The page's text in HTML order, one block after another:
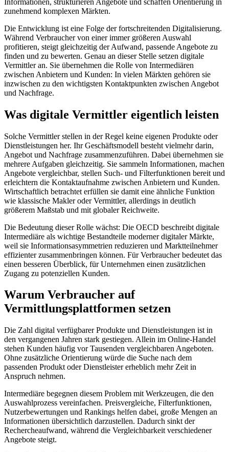
zunehmend komplexen Märkten.
Die Entwicklung ist eine Folge der fortschreitenden Digitalisierung.
Während Verbraucher von einer immer größeren Auswahl
profitieren, steigt gleichzeitig der Aufwand, passende Angebote zu
finden und zu bewerten. Genau an dieser Stelle setzen digitale
Vermittler an. Sie übernehmen die Rolle von Intermediären
zwischen Anbietern und Kunden: In vielen Märkten gehören sie
inzwischen zu den wichtigsten Kontaktpunkten zwischen Angebot
und Nachfrage.
Was digitale Vermittler eigentlich leisten
Solche Vermittler stellen in der Regel keine eigenen Produkte oder
Dienstleistungen her. Ihr Geschäftsmodell besteht vielmehr darin,
Angebot und Nachfrage zusammenzuführen. Dabei übernehmen sie
mehrere Aufgaben gleichzeitig. Sie sammeln Informationen, machen
Angebote vergleichbar, stellen Such- und Filterfunktionen bereit und
erleichtern die Kontaktaufnahme zwischen Anbietern und Kunden.
Wirtschaftlich betrachtet erfüllen sie damit eine ähnliche Funktion
wie klassische Makler oder Vermittler, allerdings in deutlich
größerem Maßstab und mit globaler Reichweite.
Die Bedeutung dieser Rolle wächst: Die OECD beschreibt digitale
Intermediäre als wichtige Bestandteile moderner digitaler Märkte,
weil sie Informationsasymmetrien reduzieren und Marktteilnehmer
effizienter zusammenbringen können. Für Verbraucher bedeutet das
einen besseren Überblick, für Unternehmen einen zusätzlichen
Zugang zu potenziellen Kunden.
Warum Verbraucher auf
Vermittlungsplattformen setzen
Die Zahl digital verfügbarer Produkte und Dienstleistungen ist in
den vergangenen Jahren stark gestiegen. Allein im Online-Handel
stehen Kunden häufig vor Tausenden vergleichbaren Angeboten.
Ohne zusätzliche Orientierung würde die Suche nach dem
passenden Produkt oder Dienstleister erheblich mehr Zeit in
Anspruch nehmen.
Intermediäre begegnen diesem Problem mit Werkzeugen, die den
Auswahlprozess vereinfachen. Preisvergleiche, Filterfunktionen,
Nutzerbewertungen und Rankings helfen dabei, große Mengen an
Informationen übersichtlich darzustellen. Dadurch sinkt der
Rechercheaufwand, während die Vergleichbarkeit verschiedener
Angebote steigt.